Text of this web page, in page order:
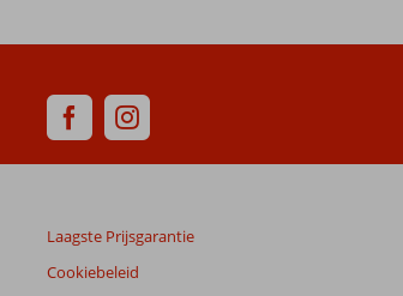
Laagste Prijsgarantie
Cookiebeleid